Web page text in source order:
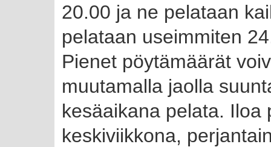
20.00 ja ne pelataan
pelataan useimmiten
Pienet pöytämäärät
muutamalla jaolla
kesäaikana pelata. Iloa
keskiviikkona,